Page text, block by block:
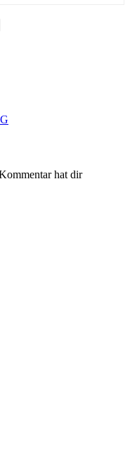
hat dir